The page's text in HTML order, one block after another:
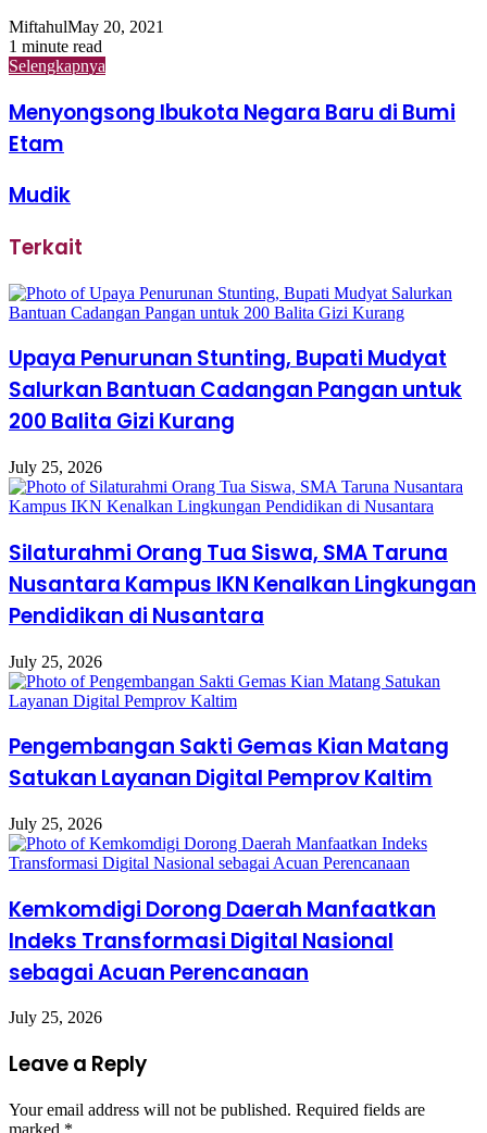
MiftahulMay 20, 2021
1 minute read
Selengkapnya
Menyongsong Ibukota Negara Baru di Bumi
Etam
Mudik
Terkait
Upaya Penurunan Stunting, Bupati Mudyat
Salurkan Bantuan Cadangan Pangan untuk
200 Balita Gizi Kurang
July 25, 2026
Silaturahmi Orang Tua Siswa, SMA Taruna
Nusantara Kampus IKN Kenalkan Lingkungan
Pendidikan di Nusantara
July 25, 2026
Pengembangan Sakti Gemas Kian Matang
Satukan Layanan Digital Pemprov Kaltim
July 25, 2026
Kemkomdigi Dorong Daerah Manfaatkan
Indeks Transformasi Digital Nasional
sebagai Acuan Perencanaan
July 25, 2026
Leave a Reply
Your email address will not be published. Required fields are
marked *